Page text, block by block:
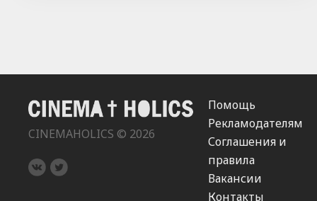
CINEMAHOLICS © 2026
Помощь
Рекламодателям
Соглашения и
правила
Вакансии
Контакты